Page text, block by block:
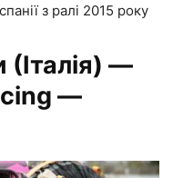
з ралі 2015 року
(Італія) —
—